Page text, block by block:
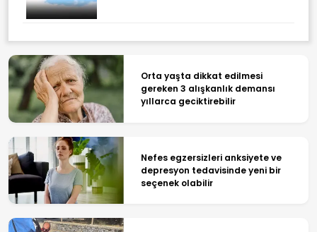
Orta yaşta dikkat edilmesi
gereken 3 alışkanlık demansı
yıllarca geciktirebilir
Nefes egzersizleri anksiyete ve
depresyon tedavisinde yeni bir
seçenek olabilir